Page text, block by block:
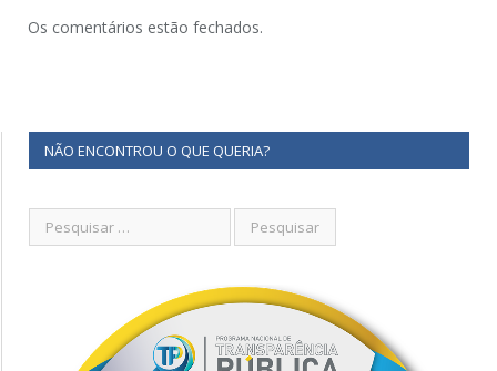
Os comentários estão fechados.
NÃO ENCONTROU O QUE QUERIA?